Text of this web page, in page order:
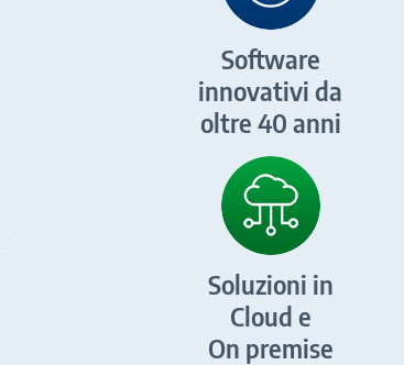
Software
innovativi da
oltre 40 anni
Soluzioni in
Cloud e
On premise